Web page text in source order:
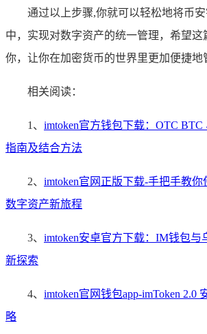
通过以上步骤,你就可以轻松地将币安
中，实现对数字资产的统一管理，希望这
你，让你在加密货币的世界里更加便捷地
相关阅读：
1、 imtoken官方钱包下载：OTC BTC
指南及结合方法
2、 imtoken官网正版下载-手把手教你
数字资产新旅程
3、 imtoken安卓官方下载：IM钱包与
新探索
4、 imtoken官网钱包app-imToken 2.0
略